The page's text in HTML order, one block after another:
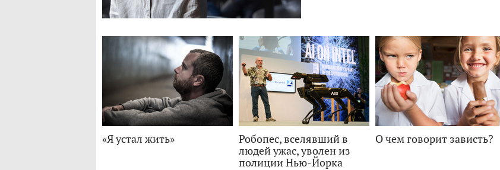
«Я устал жить»
Робопес, вселявший в
людей ужас, уволен из
полиции Нью-Йорка
О чем говорит зависть?